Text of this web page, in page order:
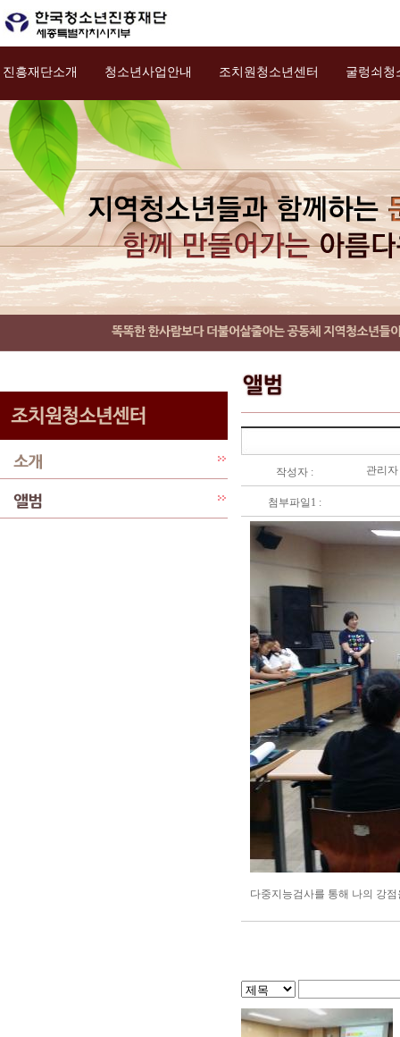
진흥재단소개 청소년사업안내 조치원청소년센터 굴렁쇠청
작성자 : 관리자
첨부파일1 :
다중지능검사를 통해 나의 강